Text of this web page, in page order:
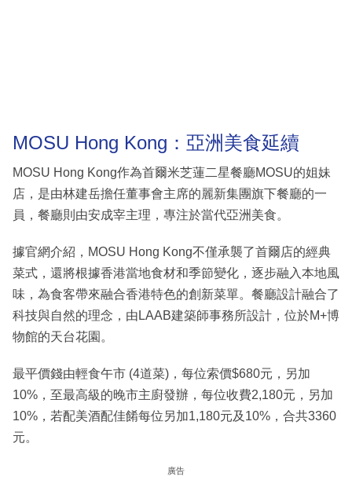
MOSU Hong Kong：亞洲美食延續
MOSU Hong Kong作為首爾米芝蓮二星餐廳MOSU的姐妹
店，是由林建岳擔任董事會主席的麗新集團旗下餐廳的一
員，餐廳則由安成宰主理，專注於當代亞洲美食。
據官網介紹，MOSU Hong Kong不僅承襲了首爾店的經典
菜式，還將根據香港當地食材和季節變化，逐步融入本地風
味，為食客帶來融合香港特色的創新菜單。餐廳設計融合了
科技與自然的理念，由LAAB建築師事務所設計，位於M+博
物館的天台花園。
最平價錢由輕食午市 (4道菜)，每位索價$680元，另加
10%，至最高級的晚市主廚發辦，每位收費2,180元，另加
10%，若配美酒配佳餚每位另加1,180元及10%，合共3360
元。
廣告